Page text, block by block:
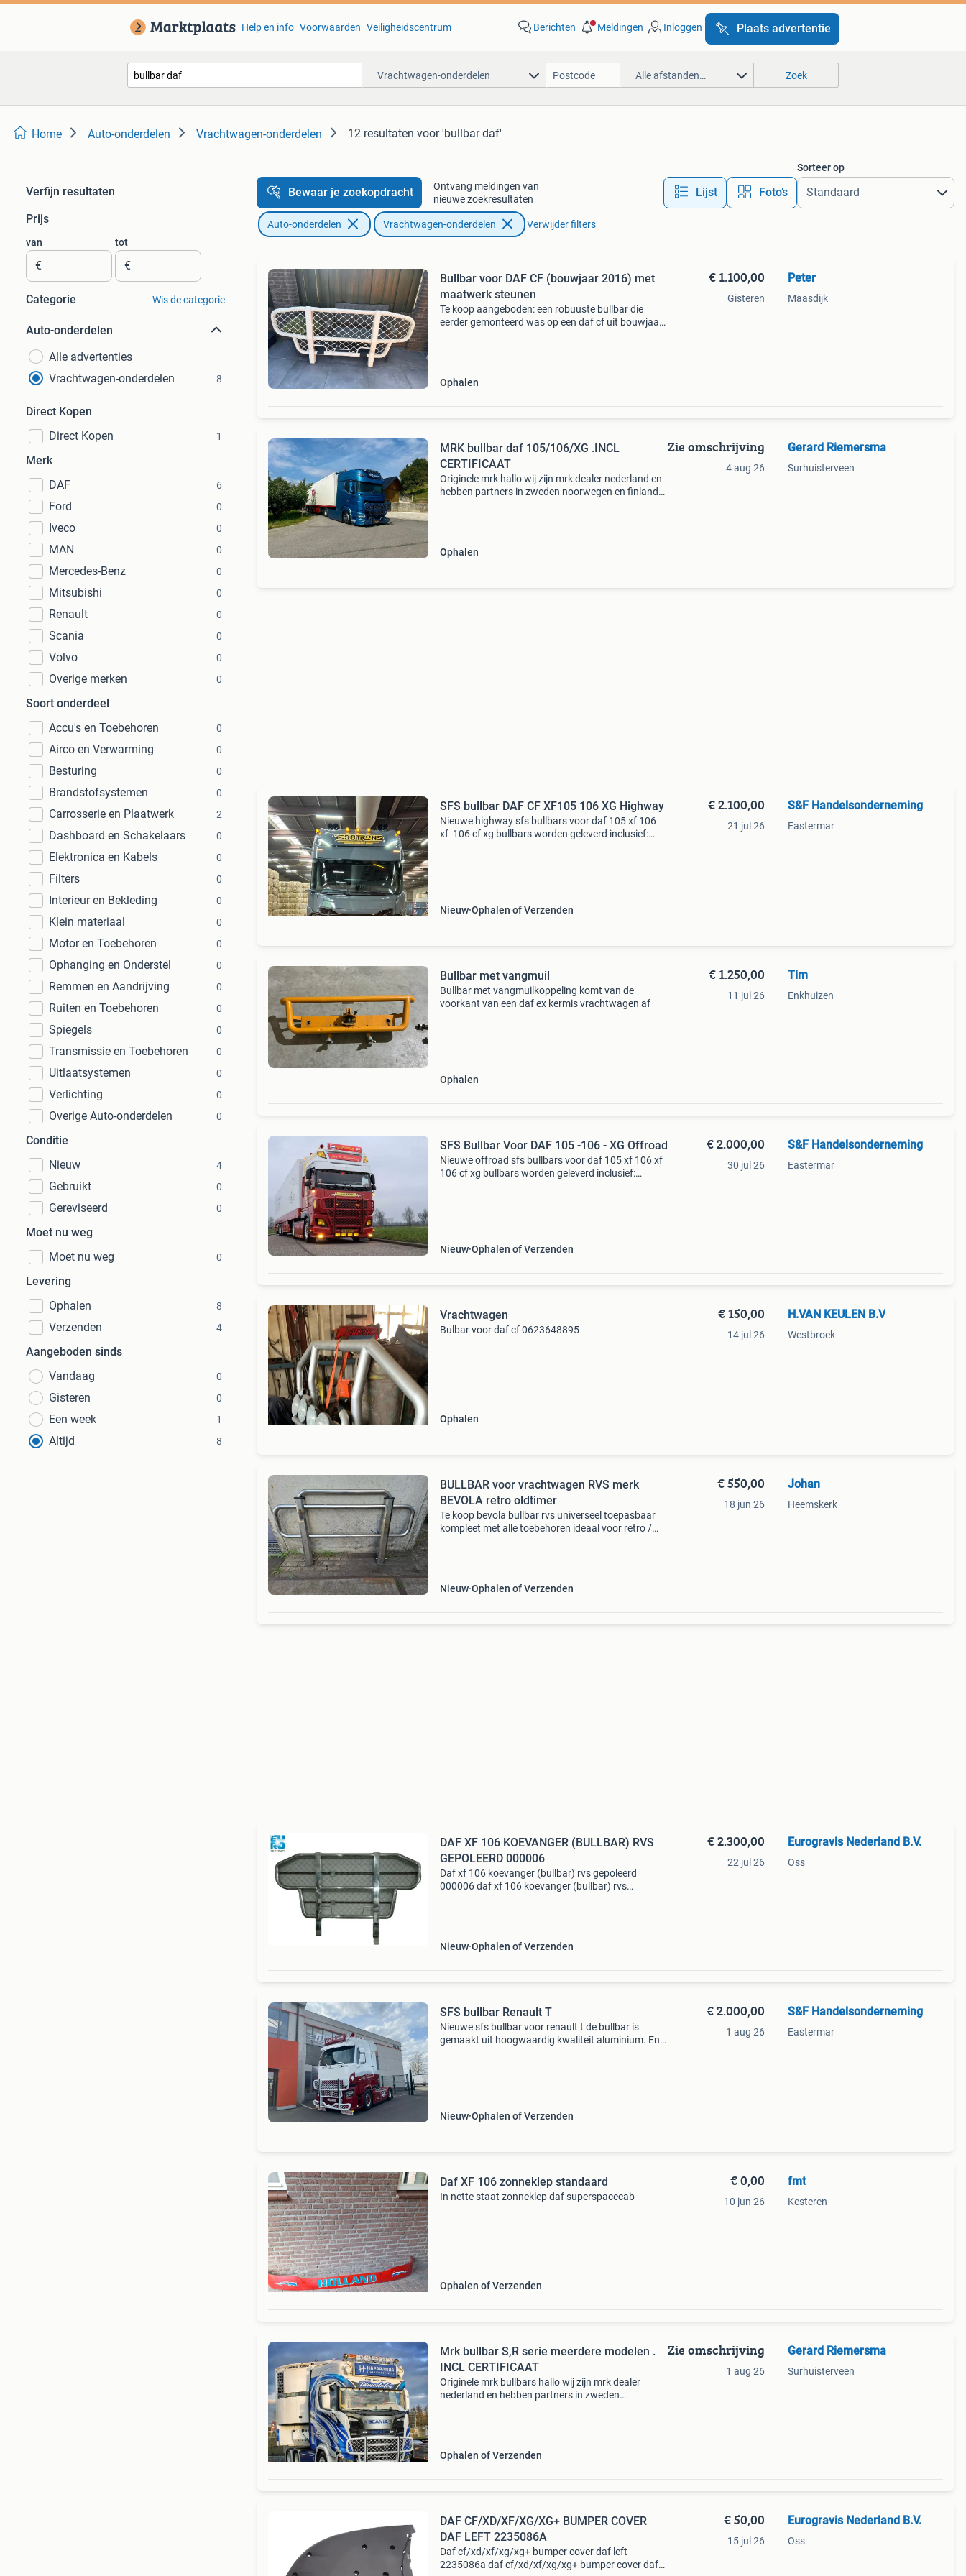
Help en info Voorwaarden Veiligheidscentrum Berichten Meldingen Inloggen Plaats advertentie
Vrachtwagen-onderdelen Alle afstanden… Zoek
Home Auto-onderdelen Vrachtwagen-onderdelen 12 resultaten voor 'bullbar daf'
Verfijn resultaten
Prijs
van
€
tot
€
Categorie Wis de categorie
Auto-onderdelen
Alle advertenties
Vrachtwagen-onderdelen
8
Direct Kopen
Direct Kopen
1
Merk
DAF
6
Ford 0
Iveco 0
MAN 0
Mercedes-Benz 0
Mitsubishi 0
Renault 0
Scania 0
Volvo 0
Overige merken 0
Soort onderdeel
Accu's en Toebehoren
0
Airco en Verwarming 0
Besturing 0
Brandstofsystemen 0
Carrosserie en Plaatwerk 2
Dashboard en Schakelaars 0
Elektronica en Kabels 0
Filters 0
Interieur en Bekleding 0
Klein materiaal 0
Motor en Toebehoren 0
Ophanging en Onderstel 0
Remmen en Aandrijving 0
Ruiten en Toebehoren 0
Spiegels 0
Transmissie en Toebehoren 0
Uitlaatsystemen 0
Verlichting 0
Overige Auto-onderdelen 0
Conditie
Nieuw
4
Gebruikt 0
Gereviseerd 0
Moet nu weg
Moet nu weg
0
Levering
Ophalen
8
Verzenden 4
Aangeboden sinds
Vandaag
0
Gisteren 0
Een week 1
Altijd 8
Bewaar je zoekopdracht
Ontvang meldingen van
nieuwe zoekresultaten
Lijst Foto’s
Sorteer op
Auto-onderdelen Vrachtwagen-onderdelen Verwijder filters
Bullbar voor DAF CF (bouwjaar 2016) met
maatwerk steunen
Te koop aangeboden: een robuuste bullbar die
eerder gemonteerd was op een daf cf uit bouwjaar
Ophalen
€ 1.100,00
Gisteren
Peter
Maasdijk
MRK bullbar daf 105/106/XG .INCL
CERTIFICAAT
Originele mrk hallo wij zijn mrk dealer nederland en
hebben partners in zweden noorwegen en finland
Ophalen
Zie omschrijving
4 aug 26
Gerard Riemersma
Surhuisterveen
SFS bullbar DAF CF XF105 106 XG Highway
Nieuwe highway sfs bullbars voor daf 105 xf 106
xf 106 cf xg bullbars worden geleverd inclusief:
Nieuw Ophalen of Verzenden
€ 2.100,00
21 jul 26
S&F Handelsonderneming
Eastermar
Bullbar met vangmuil
Bullbar met vangmuilkoppeling komt van de
voorkant van een daf ex kermis vrachtwagen af
Ophalen
€ 1.250,00
11 jul 26
Tim
Enkhuizen
SFS Bullbar Voor DAF 105 -106 - XG Offroad
Nieuwe offroad sfs bullbars voor daf 105 xf 106 xf
106 cf xg bullbars worden geleverd inclusief:
Nieuw Ophalen of Verzenden
€ 2.000,00
30 jul 26
S&F Handelsonderneming
Eastermar
Vrachtwagen
Bulbar voor daf cf 0623648895
Ophalen
€ 150,00
14 jul 26
H.VAN KEULEN B.V
Westbroek
BULLBAR voor vrachtwagen RVS merk
BEVOLA retro oldtimer
Te koop bevola bullbar rvs universeel toepasbaar
kompleet met alle toebehoren ideaal voor retro /
Nieuw Ophalen of Verzenden
€ 550,00
18 jun 26
Johan
Heemskerk
DAF XF 106 KOEVANGER (BULLBAR) RVS
GEPOLEERD 000006
Daf xf 106 koevanger (bullbar) rvs gepoleerd
000006 daf xf 106 koevanger (bullbar) rvs
Nieuw Ophalen of Verzenden
€ 2.300,00
22 jul 26
Eurogravis Nederland B.V.
Oss
SFS bullbar Renault T
Nieuwe sfs bullbar voor renault t de bullbar is
gemaakt uit hoogwaardig kwaliteit aluminium. En
Nieuw Ophalen of Verzenden
€ 2.000,00
1 aug 26
S&F Handelsonderneming
Eastermar
Daf XF 106 zonneklep standaard
In nette staat zonneklep daf superspacecab
Ophalen of Verzenden
€ 0,00
10 jun 26
fmt
Kesteren
Mrk bullbar S,R serie meerdere modelen .
INCL CERTIFICAAT
Originele mrk bullbars hallo wij zijn mrk dealer
nederland en hebben partners in zweden
Ophalen of Verzenden
Zie omschrijving
1 aug 26
Gerard Riemersma
Surhuisterveen
DAF CF/XD/XF/XG/XG+ BUMPER COVER
DAF LEFT 2235086A
Daf cf/xd/xf/xg/xg+ bumper cover daf left
2235086a daf cf/xd/xf/xg/xg+ bumper cover daf
€ 50,00
15 jul 26
Eurogravis Nederland B.V.
Oss